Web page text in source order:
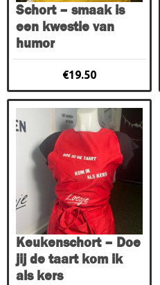
Schort – smaak is
een kwestie van
humor
€19.50
Keukenschort – Doe
jij de taart kom ik
als kers